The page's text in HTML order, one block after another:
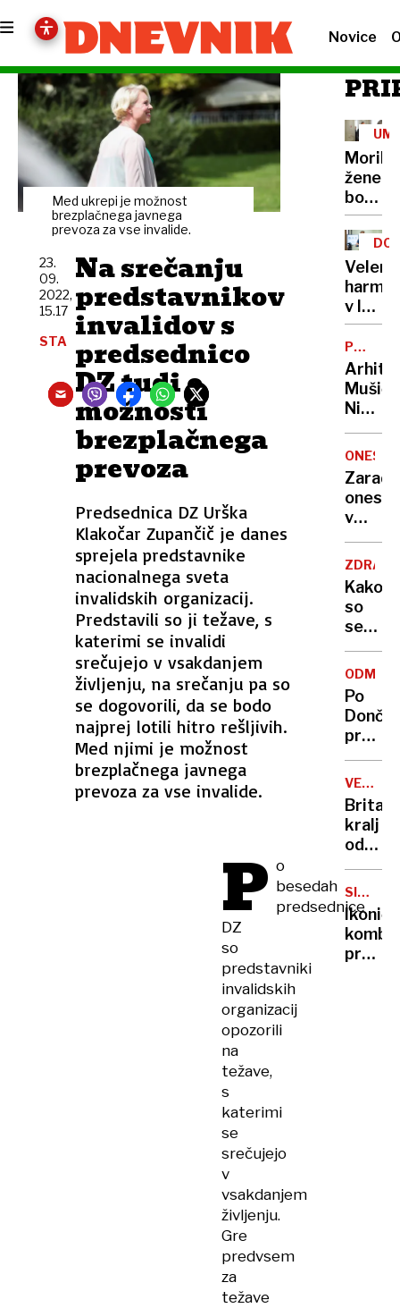
Novice
Med ukrepi je možnost
brezplačnega javnega
prevoza za vse invalide.
Na srečanju
predstavnikov
invalidov s
predsednico
DZ tudi o
možnosti
brezplačnega
prevoza
Predsednica DZ Urška
Klakočar Zupančič je danes
sprejela predstavnike
nacionalnega sveta
invalidskih organizacij.
Predstavili so ji težave, s
katerimi se invalidi
srečujejo v vsakdanjem
življenju, na srečanju pa so
se dogovorili, da se bodo
najprej lotili hitro rešljivih.
Med njimi je možnost
brezplačnega javnega
prevoza za vse invalide.
23.
09.
2022,
15.17
STA
P o
besedah
predsednice
DZ
so
predstavniki
invalidskih
organizacij
opozorili
na
težave,
s
katerimi
se
srečujejo
v
vsakdanjem
življenju.
Gre
predvsem
za
težave
žene
bo
sedel
21
let
v lov
na
nov
rekord
CENTER
Mušič:
Nikoli
nisem
da je
to v
moji
sploh
Zaradi
v
delu
voda
Kako
so
se
cilji
vlade
Po
Karma
je
psica,
Nico
pa
njen
sin
VELIKA
kralj
zaradi
raka
SIMBOL
kombi